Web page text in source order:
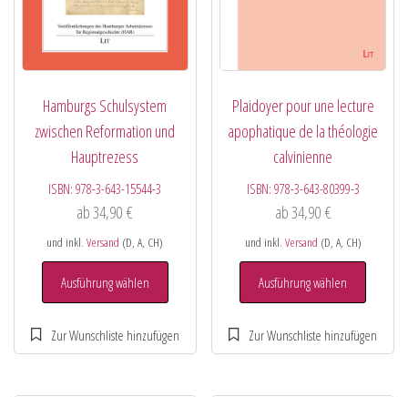
Hamburgs Schulsystem
zwischen Reformation und
Hauptrezess
ISBN:978-3-643-15544-3
ab34,90€
und inkl.Versand (D, A, CH)
Ausführung wählen
Plaidoyer pour une lecture
apophatique de la théologie
calvinienne
ISBN: 978-3-643-80399-3
ab34,90 €
und inkl. Versand (D, A, CH)
Ausführung wählen